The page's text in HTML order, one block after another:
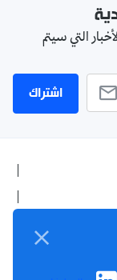
التي سيتم
اشتراك